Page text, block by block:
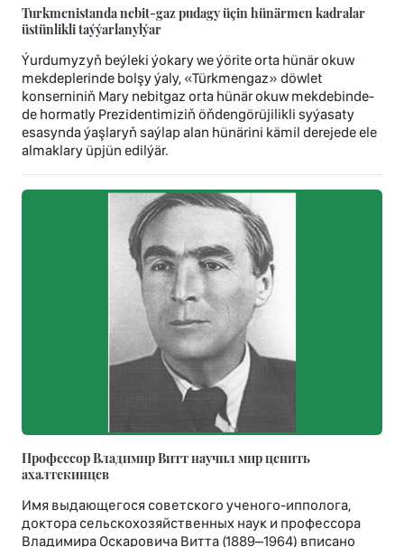
Turkmenistanda nebit-gaz pudagy üçin hünärmen kadralar
üstünlikli taýýarlanylýar
Ýurdumyzyň beýleki ýokary we ýörite orta hünär okuw
mekdeplerinde bolşy ýaly, «Türkmengaz» döwlet
konserniniň Mary nebitgaz orta hünär okuw mekdebinde-
de hormatly Prezidentimiziň öňdengörüjilikli syýasaty
esasynda ýaşlaryň saýlap alan hünärini kämil derejede ele
almaklary üpjün edilýär.
Профессор Владимир Витт научил мир ценить
ахалтекинцев
Имя выдающегося советского ученого-ипполога,
доктора сельскохозяйственных наук и профессора
Владимира Оскаровича Витта (1889–1964) вписано